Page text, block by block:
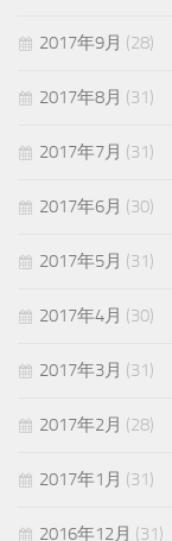
2017年9月 (28)
2017年8月 (31)
2017年7月 (31)
2017年6月 (30)
2017年5月 (31)
2017年4月 (30)
2017年3月 (31)
2017年2月 (28)
2017年1月 (31)
2016年12月 (31)